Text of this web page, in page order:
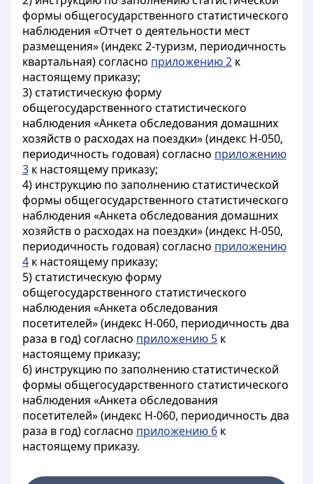
формы общегосударственного статистического
наблюдения «Отчет о деятельности мест
размещения» (индекс 2-туризм, периодичность
квартальная) согласно приложению 2 к
настоящему приказу;
3) статистическую форму
общегосударственного статистического
наблюдения «Анкета обследования домашних
хозяйств о расходах на поездки» (индекс Н-050,
периодичность годовая) согласно приложению
3 к настоящему приказу;
4) инструкцию по заполнению статистической
формы общегосударственного статистического
наблюдения «Анкета обследования домашних
хозяйств о расходах на поездки» (индекс Н-050,
периодичность годовая) согласно приложению
4 к настоящему приказу;
5) статистическую форму
общегосударственного статистического
наблюдения «Анкета обследования
посетителей» (индекс Н-060, периодичность два
раза в год) согласно приложению 5 к
настоящему приказу;
6) инструкцию по заполнению статистической
формы общегосударственного статистического
наблюдения «Анкета обследования
посетителей» (индекс Н-060, периодичность два
раза в год) согласно приложению 6 к
настоящему приказу.